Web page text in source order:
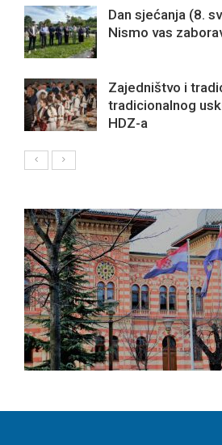
Dan sjećanja (8.
Nismo vas
Zajedništvo i
tradicionalnog
HDZ-a